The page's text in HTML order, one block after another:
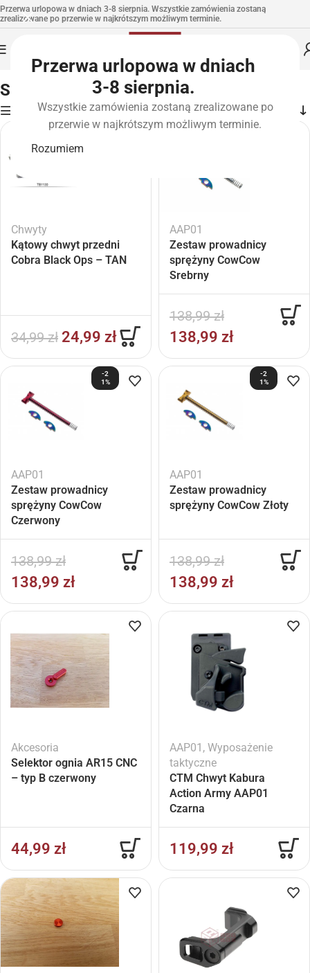
Przerwa urlopowa w dniach
3-8 sierpnia.
Wszystkie zamówienia zostaną zrealizowane po
przerwie w najkrótszym możliwym terminie.
Rozumiem
Przerwa urlopowa w dniach 3-8 sierpnia. Wszystkie zamówienia zostaną
zrealizowane po przerwie w najkrótszym możliwym terminie.
Strona główna»Atrybut produktu: Color»Szary
Szary
Filters
-2
Chwyty
Kątowy chwyt przedni
Cobra Black Ops – TAN
34,99zł 24,99 zł
-2
AAP01
Zestaw prowadnicy
sprężyny CowCow
Srebrny
138,99zł
138,99 zł
-2
1%
AAP01
Zestaw prowadnicy
sprężyny CowCow
Czerwony
138,99zł
138,99 zł
-2
1%
AAP01
Zestaw prowadnicy
sprężyny CowCow Złoty
138,99zł
138,99 zł
Akcesoria
Selektor ognia AR15 CNC
– typ B czerwony
44,99 zł
AAP01 , Wyposażenie
taktyczne
CTM Chwyt Kabura
Action Army AAP01
Czarna
119,99 zł